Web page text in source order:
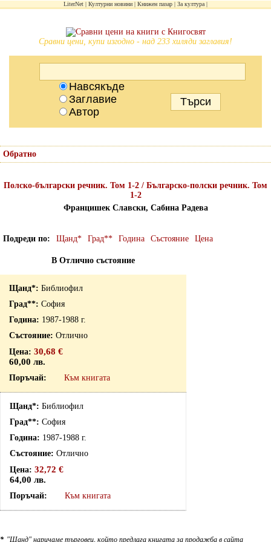
LiterNet Културни новини Книжен пазар За култура
Сравни цени, купи изгодно - над 233 хиляди заглавия!
Навсякъде
Заглавие
Автор
Обратно
Полско-български речник. Том 1-2 / Българско-полски речник. Том
1-2
Францишек Славски, Сабина Радева
Подреди по Щанд* Град** Година Състояние Цена
В Отлично състояние
Библиофил
София
1987-1988 г.
Отлично
30,68 €
60,00 лв.
Към книгата
Библиофил
София
1987-1988 г.
Отлично
32,72 €
64,00 лв.
Към книгата
* "Щанд" наричаме търговец, който предлага книгата за продажба в сайта